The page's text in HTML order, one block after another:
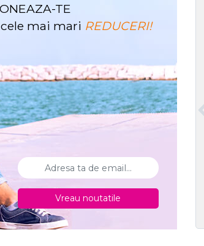
TE
mai mari REDUCERI!
Vreau noutatile